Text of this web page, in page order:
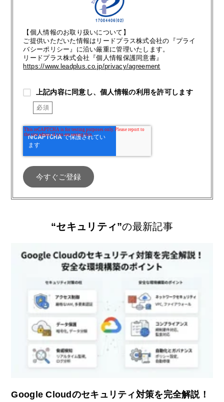
【個人情報のお取り扱いについて】
ご提供いただいた情報はリードプラス株式会社の『プライ
バシーポリシー』に沿い厳重に管理いたします。
リードプラス株式会社『個人情報保護同意書』
https://www.leadplus.co.jp/privacy/agreement
上記内容に同意し、個人情報の利用を許可します
“セキュリティ”の最新記事
Google Cloudのセキュリティ対策を完全解説！